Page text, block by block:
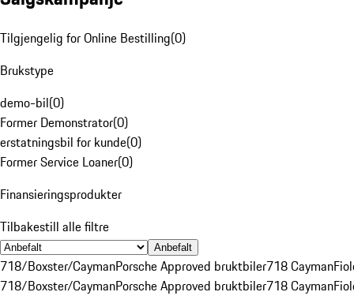
Tilgjengelig for Online Bestilling(0)
Brukstype
demo-bil(0)
Former Demonstrator(0)
erstatningsbil for kunde(0)
Former Service Loaner(0)
Finansieringsprodukter
Tilbakestill alle filtre
Anbefalt
718/Boxster/CaymanPorsche Approved bruktbiler718 Cayman
718/Boxster/CaymanPorsche Approved bruktbiler718 Cayman